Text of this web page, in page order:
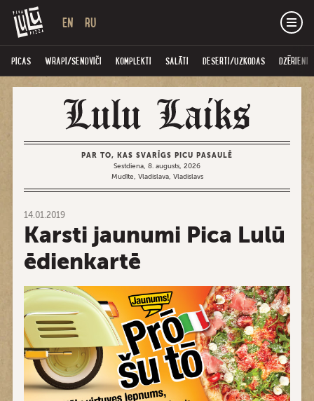
EN RU
PICAS WRAPI/SENDVIČI KOMPLEKTI SALĀTI DESERTI/UZKODAS DZĒRIENI
PAR TO, KAS SVARĪGS PICU PASAULĒ
Sestdiena, 8. augusts, 2026
Mudīte, Vladislava, Vladislavs
14.01.2019
Karsti jaunumi Pica Lulū
ēdienkartē